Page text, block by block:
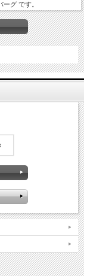
グ です。
独自の配合 で ブレン
れず お忍びで 沢山 の
ンボリのハンバーグ は
大人気商品です。
お好み の サイズ で焼
グの美味しさ を 感じ
椒、塩
弥生町３－１４－４